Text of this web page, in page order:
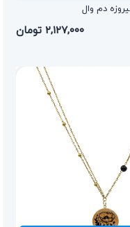
دم وال
۲,۱۲۷,۰۰۰ تومان